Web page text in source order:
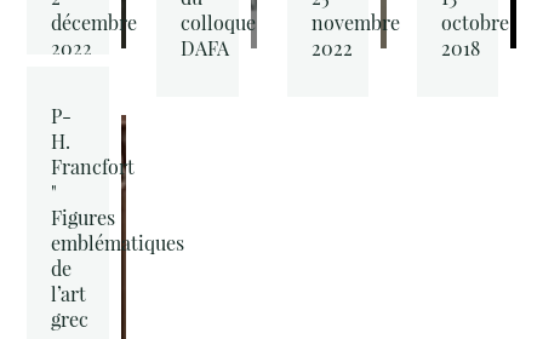
décembre
2022
colloque
DAFA
novembre
2022
octobre
2018
P-
H.
Francfort
"
Figures
emblématiques
de
l’art
grec